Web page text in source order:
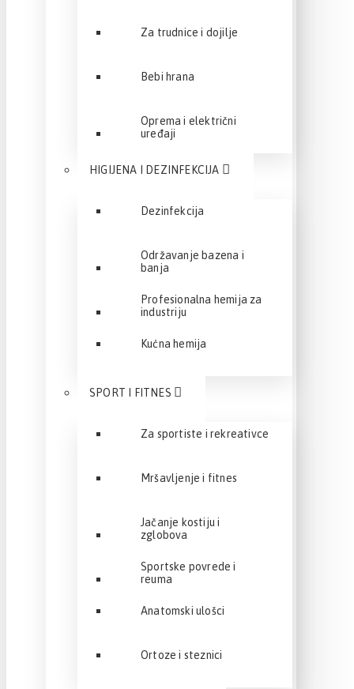
Za trudnice i dojilje
Bebi hrana
Oprema i električni
uređaji
HIGIJENA I DEZINFEKCIJA
Dezinfekcija
Održavanje bazena i
banja
Profesionalna hemija za
industriju
Kućna hemija
SPORT I FITNES
Za sportiste i rekreativce
Mršavljenje i fitnes
Jačanje kostiju i
zglobova
Sportske povrede i
reuma
Anatomski ulošci
Ortoze i steznici